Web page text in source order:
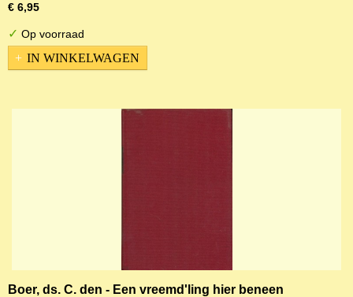
€ 6,95
✓ Op voorraad
IN WINKELWAGEN
Boer, ds. C. den - Een vreemd'ling hier beneen